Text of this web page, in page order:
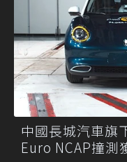
中國長城汽車旗
Euro NCAP撞測